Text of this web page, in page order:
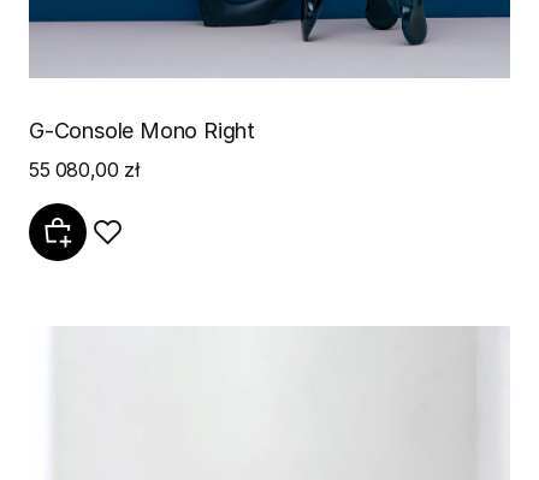
G-Console Mono Right
55 080,00 zł